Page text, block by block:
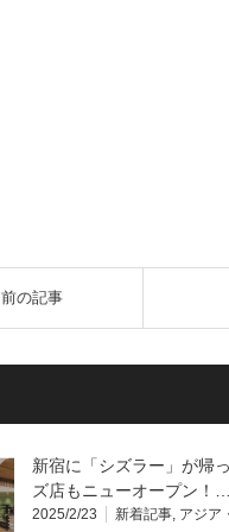
前の記事
新宿に「シズラー」が帰
ズ店もニューオープン！…
2025/2/23 新着記事, アジア